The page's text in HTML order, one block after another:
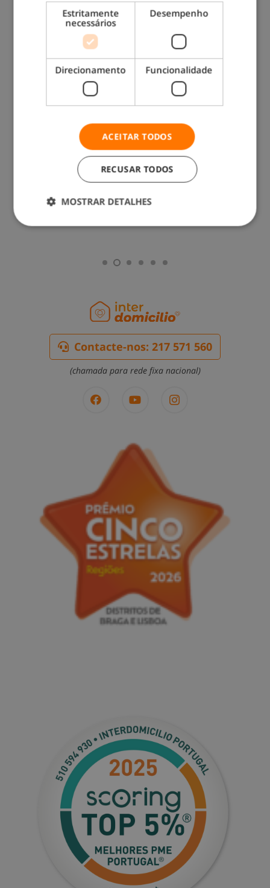
Também lhe pode interessar:
Dicas para evitar que as suas unhas se
Contacte-nos: 217 571 560
(chamada para rede fixa nacional)
Estritamente
necessários
Desempenho
Direcionamento Funcionalidade
ACEITAR TODOS
RECUSAR TODOS
MOSTRAR DETALHES